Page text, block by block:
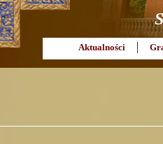
Aktualności